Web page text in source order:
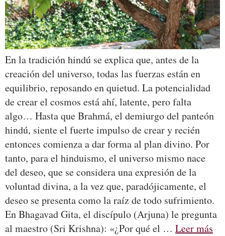
En la tradición hindú se explica que, antes de la
creación del universo, todas las fuerzas están en
equilibrio, reposando en quietud. La potencialidad
de crear el cosmos está ahí, latente, pero falta
algo… Hasta que Brahmá, el demiurgo del panteón
hindú, siente el fuerte impulso de crear y recién
entonces comienza a dar forma al plan divino. Por
tanto, para el hinduismo, el universo mismo nace
del deseo, que se considera una expresión de la
voluntad divina, a la vez que, paradójicamente, el
deseo se presenta como la raíz de todo sufrimiento.
En Bhagavad Gita, el discípulo (Arjuna) le pregunta
al maestro (Sri Krishna): «¿Por qué el … Leer más